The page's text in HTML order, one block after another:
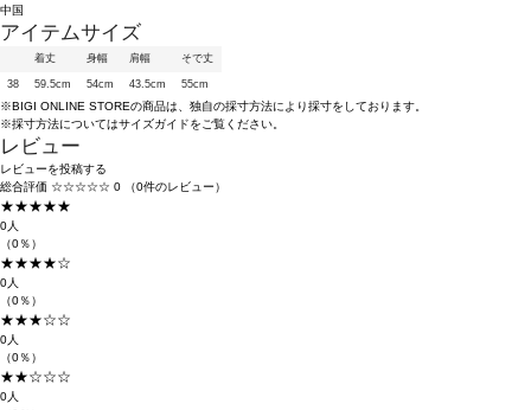
中国
アイテムサイズ
着丈 身幅 肩幅 そで丈
38 59.5cm 54cm 43.5cm 55cm
※BIGI ONLINE STOREの商品は、独自の採寸方法により採寸をしております。
※採寸方法についてはサイズガイドをご覧ください。
レビュー
レビューを投稿する
総合評価 ☆☆☆☆☆ 0 （0件のレビュー）
★★★★★
0人
（0％）
★★★★☆
0人
（0％）
★★★☆☆
0人
（0％）
★★☆☆☆
0人